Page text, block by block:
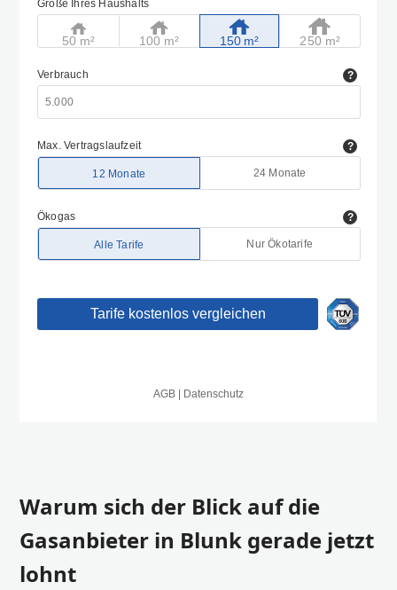
Warum sich der Blick auf die
Gasanbieter in Blunk gerade jetzt
lohnt